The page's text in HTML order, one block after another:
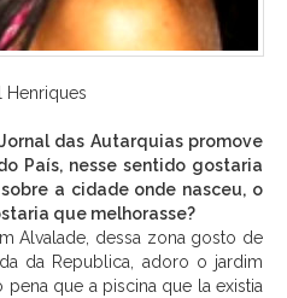
Henriques
das Autarquias promove
País, nesse sentido gostaria
a cidade onde nasceu, o
que melhorasse?
Alvalade, dessa zona gosto de
da Republica, adoro o jardim
pena que a piscina que la existia